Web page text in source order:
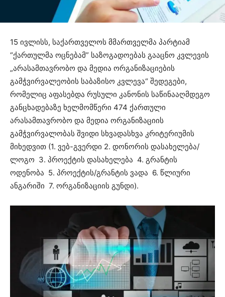
15 ივლისს, საქართველოს მმართველმა პარტიამ
“ქართულმა ოცნებამ” საზოგადოებას გააცნო კვლევის
„არასამთავრობო და მედია ორგანიზაციების
გამჭვირვალეობის საბაზისო კვლევა“ შედეგები,
რომელიც აფასებდა რუსული კანონის საწინააღმდეგო
განცხადებაზე ხელმომწერი 474 ქართული
არასამთავრობო და მედია ორგანიზაციის
გამჭვირვალობას შვიდი სხვადასხვა კრიტერიუმის
მიხედვით (1. ვებ-გვერდი 2. დონორის დასახელება/
ლოგო 3. პროექტის დასახელება 4. გრანტის
ოდენობა 5. პროექტის/გრანტის ვადა 6. წლიური
ანგარიში 7. ორგანიზაციის გუნდი).